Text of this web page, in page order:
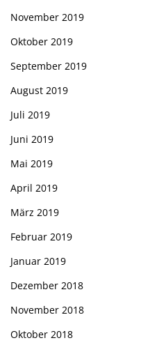
November 2019
Oktober 2019
September 2019
August 2019
Juli 2019
Juni 2019
Mai 2019
April 2019
März 2019
Februar 2019
Januar 2019
Dezember 2018
November 2018
Oktober 2018